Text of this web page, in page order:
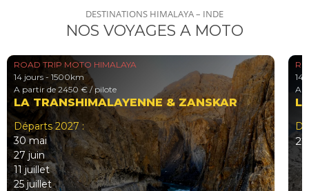
DESTINATIONS HIMALAYA – INDE
NOS VOYAGES A MOTO
ROAD TRIP MOTO HIMALAYA
14 jours - 1500km
A partir de 2450 € / pilote
LA TRANSHIMALAYENNE & ZANSKAR
Départs 2027 :
30 mai
27 juin
11 juillet
25 juillet
14
A